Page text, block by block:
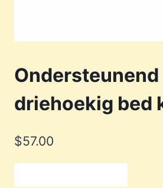
Ondersteunend
driehoekig bed
$57.00